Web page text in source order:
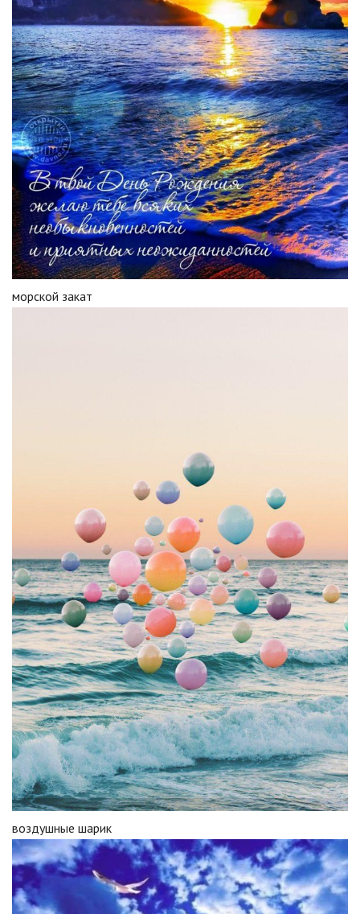
морской закат
воздушные шарик